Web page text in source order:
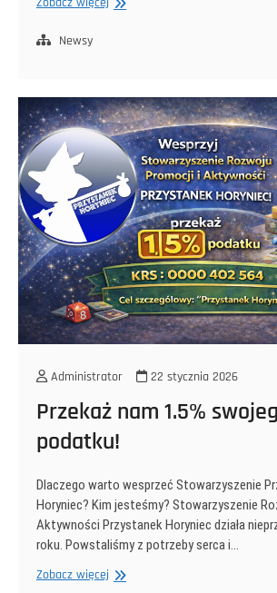
Newsy
Administrator 22 stycznia 2026
Przekaż nam 1.5%
podatku!
Dlaczego warto wesprzeć Stowarzyszenie
Horyniec? Kim jesteśmy? Stowarzyszenie
Aktywności Przystanek Horyniec działa
roku. Powstaliśmy z potrzeby serca i…
Zobacz więcej Przekaż